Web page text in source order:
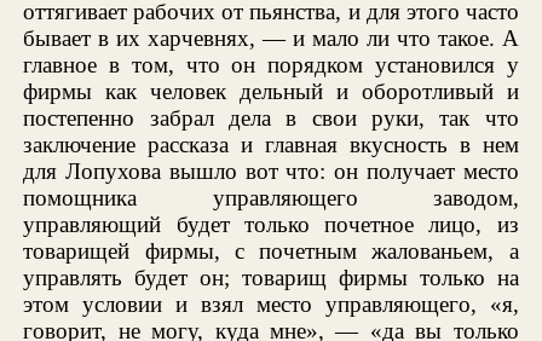
оттягивает рабочих от пьянства, и для этого часто
бывает в их харчевнях, — и мало ли что такое. А
главное в том, что он порядком установился у
фирмы как человек дельный и оборотливый и
постепенно забрал дела в свои руки, так что
заключение рассказа и главная вкусность в нем
для Лопухова вышло вот что: он получает место
помощника управляющего заводом,
управляющий будет только почетное лицо, из
товарищей фирмы, с почетным жалованьем, а
управлять будет он; товарищ фирмы только на
этом условии и взял место управляющего, «я,
говорит, не могу, куда мне», — «да вы только